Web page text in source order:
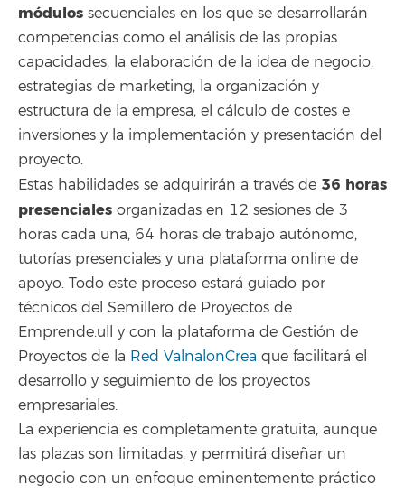
módulos secuenciales en los que se desarrollarán
competencias como el análisis de las propias
capacidades, la elaboración de la idea de negocio,
estrategias de marketing, la organización y
estructura de la empresa, el cálculo de costes e
inversiones y la implementación y presentación del
proyecto.
Estas habilidades se adquirirán a través de 36 horas
presenciales organizadas en 12 sesiones de 3
horas cada una, 64 horas de trabajo autónomo,
tutorías presenciales y una plataforma online de
apoyo. Todo este proceso estará guiado por
técnicos del Semillero de Proyectos de
Emprende.ull y con la plataforma de Gestión de
Proyectos de la Red ValnalonCrea que facilitará el
desarrollo y seguimiento de los proyectos
empresariales.
La experiencia es completamente gratuita, aunque
las plazas son limitadas, y permitirá diseñar un
negocio con un enfoque eminentemente práctico